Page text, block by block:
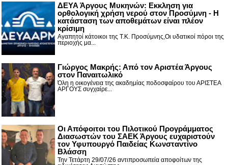
ΔΕΥΑ Άργους Μυκηνών: Εκκληση για
ορθολογική χρήση νερού στον Προσύμνη - Η
κατάσταση των αποθεμάτων είναι πλέον
κρίσιμη
Αγαπητοί κάτοικοι της Τ.Κ. Προσύμνης,Οι υδατικοί πόροι της
περιοχής μα...
Γιώργος Μακρής: Από τον Αριστέα Άργους
στον Παναιτωλικό
Όλη η οικογένεια της ακαδημίας ποδοσφαίρου του ΑΡΙΣΤΕΑ
ΑΡΓΟΥΣ συγχαίρε...
Οι Απόφοιτοι του Πιλοτικού Προγράμματος
Διασωστών του ΣΑΕΚ Άργους ευχαριστούν
τον Υφυπουργό Παιδείας Κωνσταντίνο
Βλάσση
Την Τετάρτη 29/07/26 αντιπροσωπεία αποφοίτων της